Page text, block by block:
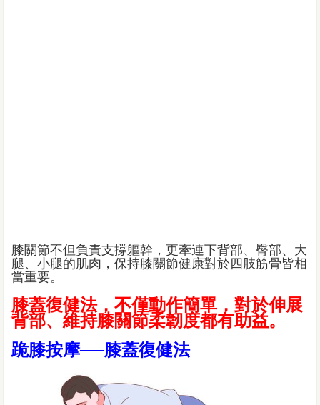
膝關節不但負責支撐軀幹，更牽連下背部、臀部、大
腿、小腿的肌肉，保持膝關節健康對於四肢筋骨皆相
當重要。
膝蓋復健法，不僅動作簡單，對於伸展
背部、維持膝關節柔韌度都有助益。
跪膝按摩──膝蓋復健法